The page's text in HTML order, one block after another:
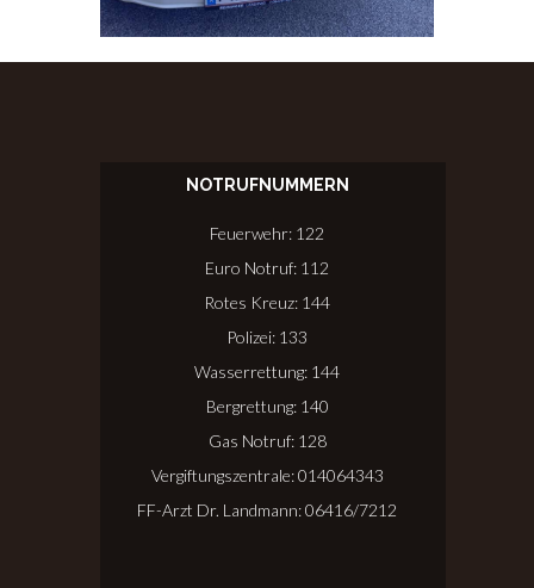
NOTRUFNUMMERN
Feuerwehr: 122
Euro Notruf: 112
Rotes Kreuz: 144
Polizei: 133
Wasserrettung: 144
Bergrettung: 140
Gas Notruf: 128
Vergiftungszentrale: 014064343
FF-Arzt Dr. Landmann: 06416/7212